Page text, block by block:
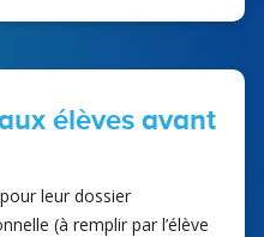
élèves avant
leur dossier
(à remplir par l’élève